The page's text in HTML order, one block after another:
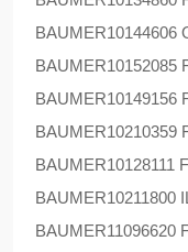
BAUMER10144606
BAUMER10152085
BAUMER10149156
BAUMER10210359
BAUMER10128111
BAUMER10211800
BAUMER11096620